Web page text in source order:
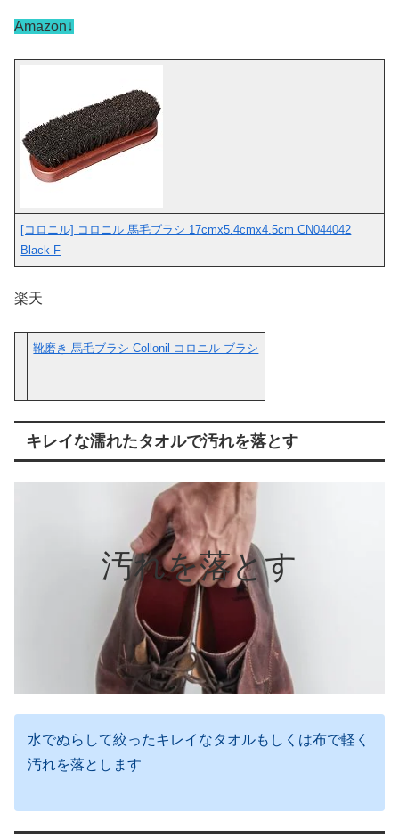
Amazon↓
[コロニル] コロニル 馬毛ブラシ 17cmx5.4cmx4.5cm CN044042
Black F
楽天
靴磨き 馬毛ブラシ Collonil コロニル ブラシ
キレイな濡れたタオルで汚れを落とす
汚れを落とす
水でぬらして絞ったキレイなタオルもしくは布で軽く
汚れを落とします